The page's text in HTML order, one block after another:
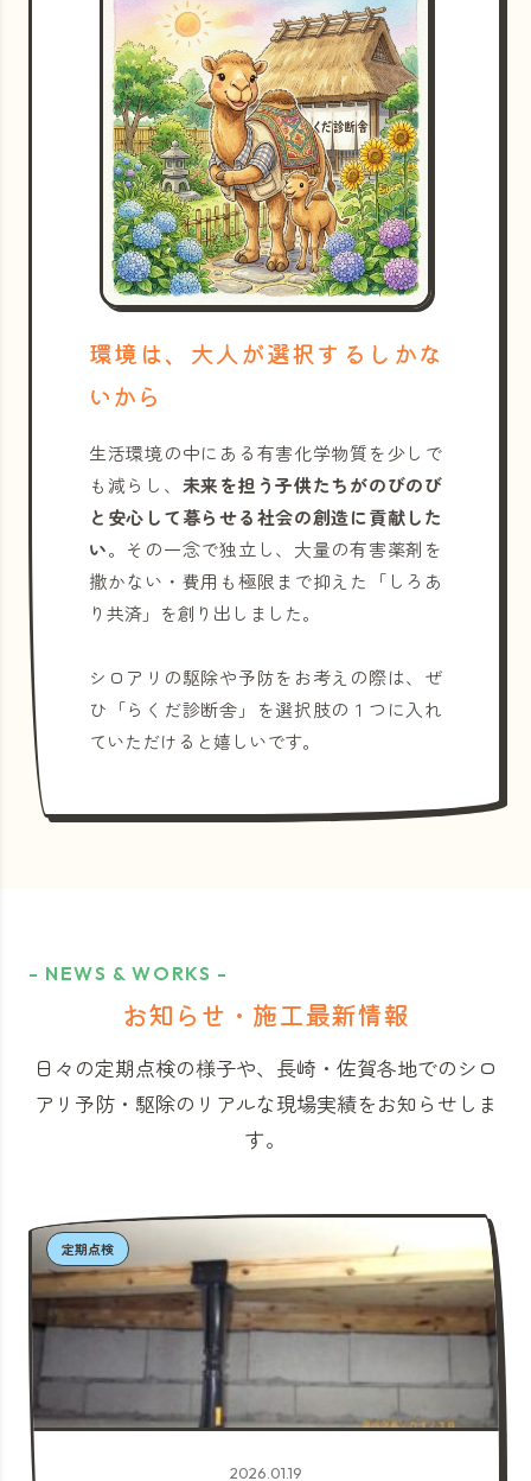
環境は、大人が選択するしかな
いから
生活環境の中にある有害化学物質を少しで
も減らし、 未来を担う子供たちがのびのび
と安心して暮らせる社会の創造に貢献した
い。その一念で独立し、大量の有害薬剤を
撒かない・費用も極限まで抑えた「しろあ
り共済」を創り出しました。
シロアリの駆除や予防をお考えの際は、ぜ
ひ「らくだ診断舎」を選択肢の１つに入れ
ていただけると嬉しいです。
- NEWS & WORKS -
お知らせ・施工最新情報
日々の定期点検の様子や、長崎・佐賀各地でのシロ
アリ予防・駆除のリアルな現場実績をお知らせしま
す。
定期点検
2026.01.19